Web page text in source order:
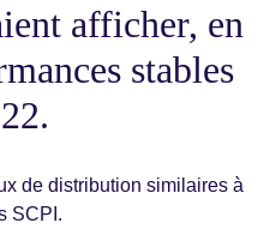
afficher, en
stables
de distribution similaires à
SCPI.